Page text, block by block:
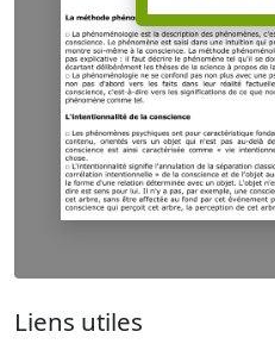
Liens utiles